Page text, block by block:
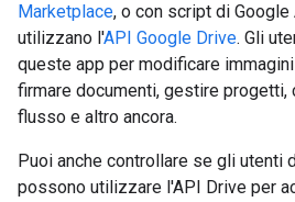
Marketplace, o con script di
utilizzano l'API Google Drive. Gli
queste app per modificare
firmare documenti, gestire progetti,
flusso e altro ancora.
Puoi anche controllare se gli utenti
possono utilizzare l'API Drive per